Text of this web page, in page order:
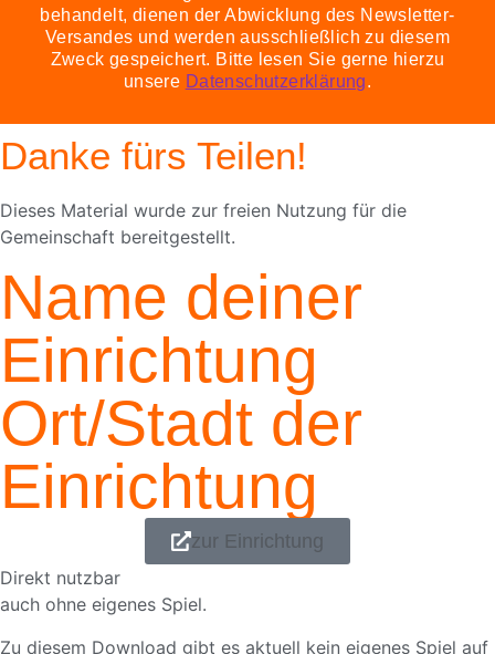
behandelt, dienen der Abwicklung des Newsletter-
Versandes und werden ausschließlich zu diesem
Zweck gespeichert. Bitte lesen Sie gerne hierzu
unsere Datenschutzerklärung.
Danke fürs Teilen!
Dieses Material wurde zur freien Nutzung für die
Gemeinschaft bereitgestellt.
Name deiner
Einrichtung
Ort/Stadt der
Einrichtung
zur Einrichtung
Direkt nutzbar
auch ohne eigenes Spiel.
Zu diesem Download gibt es aktuell kein eigenes Spiel auf